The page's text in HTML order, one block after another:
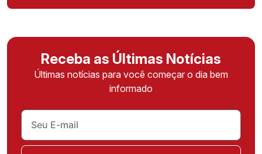
Receba as Últimas Notícias
Últimas notícias para você começar o dia bem
informado